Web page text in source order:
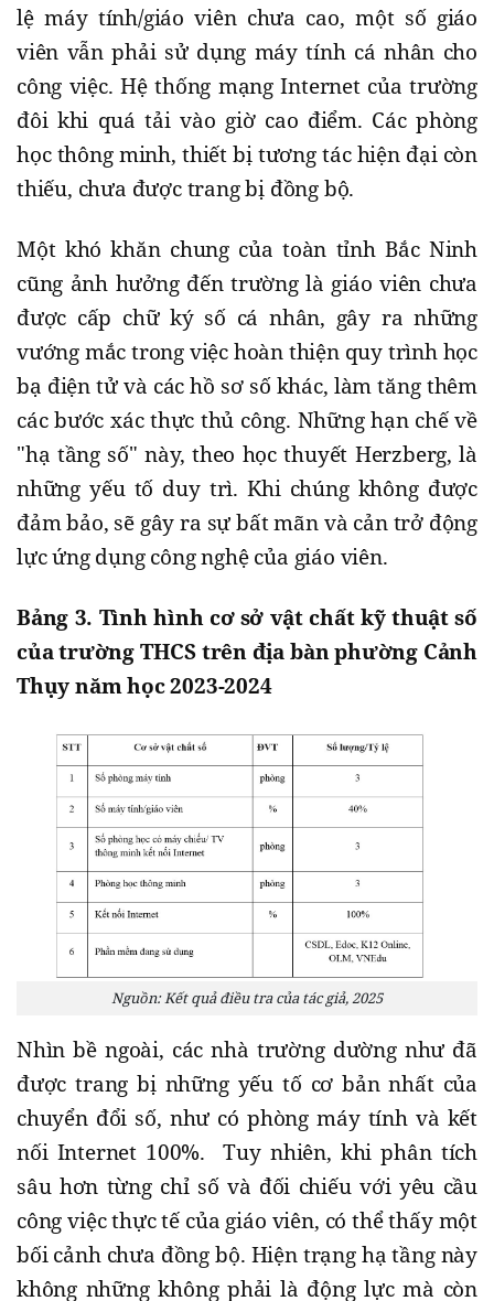
lệ máy tính/giáo viên chưa cao, một số giáo
viên vẫn phải sử dụng máy tính cá nhân cho
công việc. Hệ thống mạng Internet của trường
đôi khi quá tải vào giờ cao điểm. Các phòng
học thông minh, thiết bị tương tác hiện đại còn
thiếu, chưa được trang bị đồng bộ.
Một khó khăn chung của toàn tỉnh Bắc Ninh
cũng ảnh hưởng đến trường là giáo viên chưa
được cấp chữ ký số cá nhân, gây ra những
vướng mắc trong việc hoàn thiện quy trình học
bạ điện tử và các hồ sơ số khác, làm tăng thêm
các bước xác thực thủ công. Những hạn chế về
"hạ tầng số" này, theo học thuyết Herzberg, là
những yếu tố duy trì. Khi chúng không được
đảm bảo, sẽ gây ra sự bất mãn và cản trở động
lực ứng dụng công nghệ của giáo viên.
Bảng 3. Tình hình cơ sở vật chất kỹ thuật số
của trường THCS trên địa bàn phường Cảnh
Thụy năm học 2023-2024
Nguồn: Kết quả điều tra của tác giả, 2025
Nhìn bề ngoài, các nhà trường dường như đã
được trang bị những yếu tố cơ bản nhất của
chuyển đổi số, như có phòng máy tính và kết
nối Internet 100%. Tuy nhiên, khi phân tích
sâu hơn từng chỉ số và đối chiếu với yêu cầu
công việc thực tế của giáo viên, có thể thấy một
bối cảnh chưa đồng bộ. Hiện trạng hạ tầng này
không những không phải là động lực mà còn